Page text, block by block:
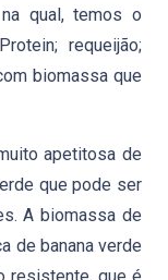
qual, temos o
requeijão;
biomassa que
apetitosa de
que pode ser
A biomassa de
de banana verde